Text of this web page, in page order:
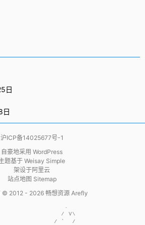
日
日
沪ICP备14025677号-1
自豪地采用 WordPress
题基于 Weisay Simple
架设于阿里云
站点地图 Sitemap
© 2012 - 2026 畅想资源 Arefly
.
/ V\
/ `  /